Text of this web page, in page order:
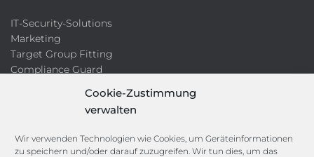
Cookie-Zustimmung
verwalten
Wir verwenden Technologien wie Cookies, um Geräteinformationen
zu speichern und/oder darauf zuzugreifen. Wir tun dies, um das
IT-Security-Solutions
Marketing
Target Group Fitting
Compliance Guard
Channels